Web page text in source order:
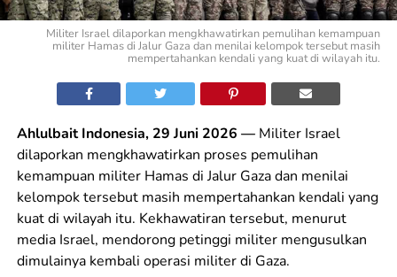
Militer Israel dilaporkan mengkhawatirkan pemulihan kemampuan
militer Hamas di Jalur Gaza dan menilai kelompok tersebut masih
mempertahankan kendali yang kuat di wilayah itu.
Ahlulbait Indonesia, 29 Juni 2026 —Militer Israel
dilaporkan mengkhawatirkan proses pemulihan
kemampuan militer Hamas di Jalur Gaza dan menilai
kelompok tersebut masih mempertahankan kendali yang
kuat di wilayah itu. Kekhawatiran tersebut, menurut
media Israel, mendorong petinggi militer mengusulkan
dimulainya kembali operasi militer di Gaza.